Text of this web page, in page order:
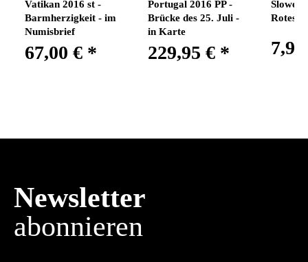
Vatikan 2016 st -
Barmherzigkeit - im
Numisbrief
67,00 € *
Portugal 2016 PP -
Brücke des 25. Juli -
in Karte
229,95 € *
Rotes
Newsletter
abonnieren